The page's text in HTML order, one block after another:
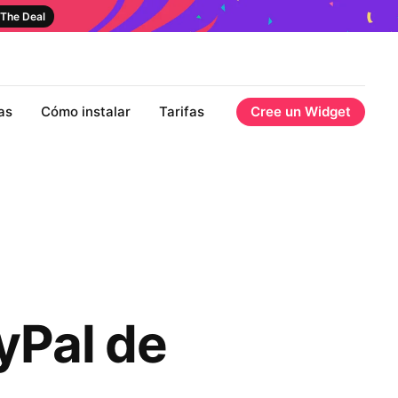
Deal
Cómo instalar Tarifas Cree un Widget
de